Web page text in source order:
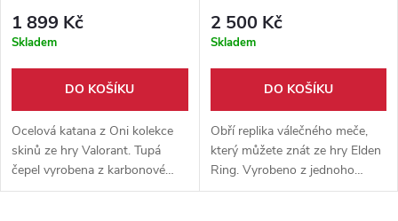
1 899 Kč
Skladem
DO KOŠÍKU
Ocelová katana z Oni kolekce
skinů ze hry Valorant. Tupá
čepel vyrobena z karbonové
oceli, kovová záštita, dodáváno
2 500 Kč
Skladem
DO KOŠÍKU
Obří replika válečného meče,
který můžete znát ze hry Elden
Ring. Vyrobeno z jednoho
pevného kusu pryskyřice.